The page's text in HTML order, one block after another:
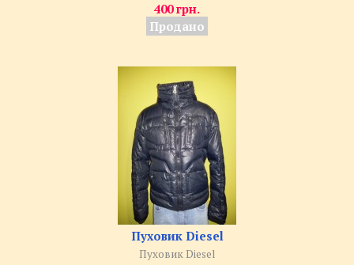
400 грн.
Продано
Пуховик Diesel
Пуховик Diesel